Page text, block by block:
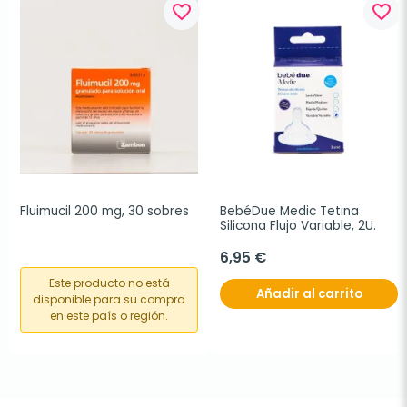
favorite_border
Fluimucil 200 mg, 30 sobres
Este producto no está
disponible para su compra
en este país o región.
favorite_border
BebéDue Medic Tetina
Silicona Flujo Variable, 2U.
6,95 €
Añadir al carrito